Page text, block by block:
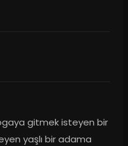
gitmek isteyen bir
yaşlı bir adama